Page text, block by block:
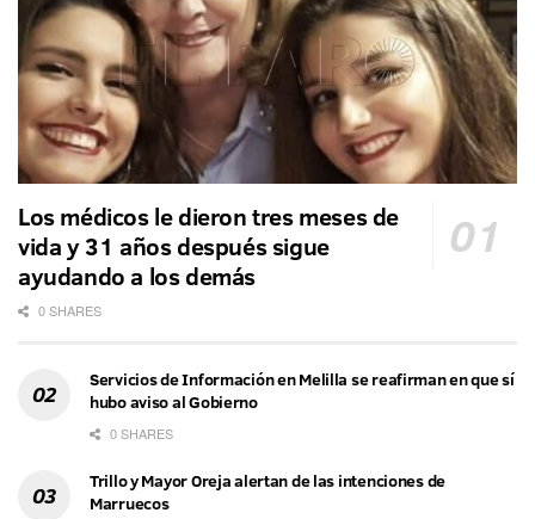
Los médicos le dieron tres meses de
vida y 31 años después sigue
ayudando a los demás
0 SHARES
Servicios de Información en Melilla se reafirman en que sí
hubo aviso al Gobierno
0 SHARES
Trillo y Mayor Oreja alertan de las intenciones de
Marruecos